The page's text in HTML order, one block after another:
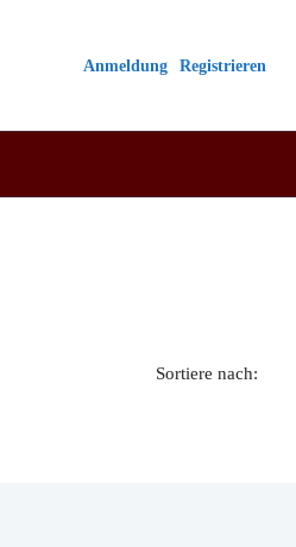
Anmeldung Registrieren
Sortiere nach: